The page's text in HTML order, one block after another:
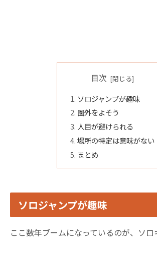
目次
ソロジャンプが趣味
圏外をよそう
人目が避けられる
場所の特定は意味がない
まとめ
ソロジャンプが趣味
ここ数年ブームになっているのが、ソ